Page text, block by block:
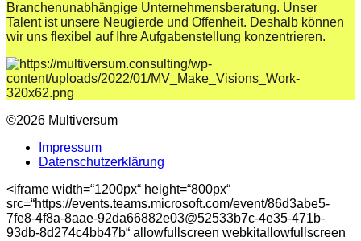
Branchenunabhängige Unternehmensberatung. Unser
Talent ist unsere Neugierde und Offenheit. Deshalb können
wir uns flexibel auf Ihre Aufgabenstellung konzentrieren.
©2026 Multiversum
Impressum
Datenschutzerklärung
<iframe width=“1200px“ height=“800px“
src=“https://events.teams.microsoft.com/event/86d3abe5-
7fe8-4f8a-8aae-92da66882e03@52533b7c-4e35-471b-
93db-8d274c4bb47b“ allowfullscreen webkitallowfullscreen